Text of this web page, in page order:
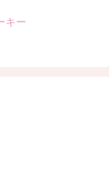
キー